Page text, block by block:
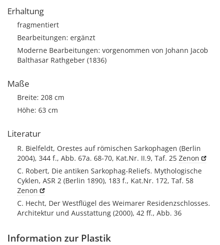
Erhaltung
fragmentiert
Bearbeitungen: ergänzt
Moderne Bearbeitungen: vorgenommen von Johann Jacob
Balthasar Rathgeber (1836)
Maße
Breite: 208 cm
Höhe: 63 cm
Literatur
R. Bielfeldt, Orestes auf römischen Sarkophagen (Berlin
2004), 344 f., Abb. 67a. 68-70, Kat.Nr. II.9, Taf. 25 Zenon
C. Robert, Die antiken Sarkophag-Reliefs. Mythologische
Cyklen, ASR 2 (Berlin 1890), 183 f., Kat.Nr. 172, Taf. 58
Zenon
C. Hecht, Der Westflügel des Weimarer Residenzschlosses.
Architektur und Ausstattung (2000), 42 ff., Abb. 36
Information zur Plastik